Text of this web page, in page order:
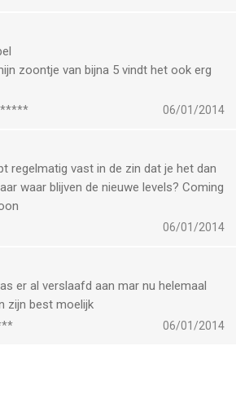
zoontje van bijna 5 vindt het ook erg
eind wel iets te moeilijk voor hem06/01/2014
regelmatig vast in de zin dat je het dan
waar blijven de nieuwe levels? Coming
06/01/2014
er al verslaafd aan mar nu helemaal
zijn best moelijk
06/01/2014